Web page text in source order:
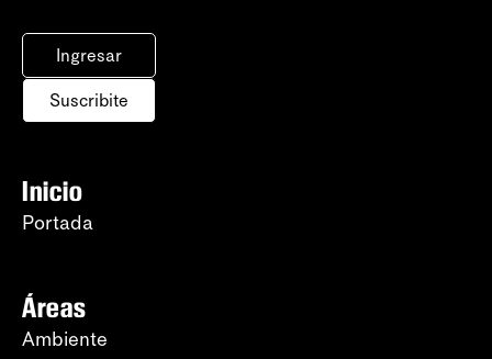
Ingresar
Suscribite
Inicio
Portada
Áreas
Ambiente